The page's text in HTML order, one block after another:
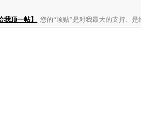
我顶一帖】 您的“顶贴”是对我最大的支持、